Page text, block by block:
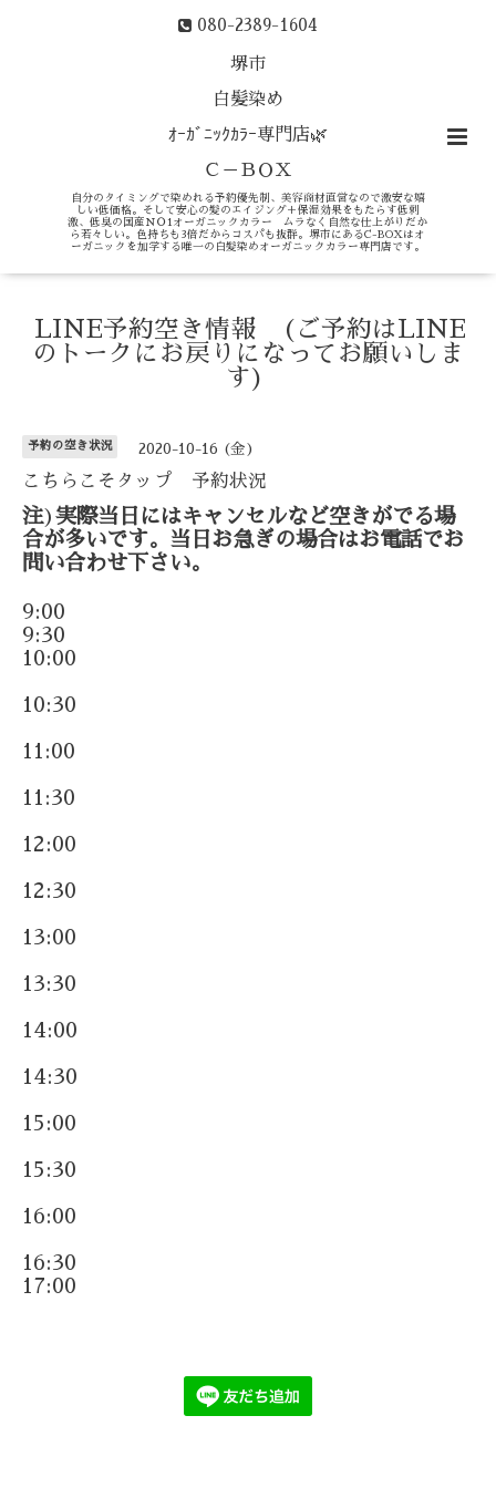
080-2389-1604
堺市
白髪染め
ｵｰｶﾞﾆｯｸｶﾗｰ専門店🌿
Ｃ－ＢＯＸ
自分のタイミングで染めれる予約優先制、美容商材直営なので激安な嬉
しい低価格。そして安心の髪のエイジング＋保湿効果をもたらす低刺
激、低臭の国産ＮＯ1オーガニックカラー ムラなく自然な仕上がりだか
ら若々しい。色持ちも3倍だからコスパも抜群。堺市にあるC-BOXはオ
ーガニックを加学する唯一の白髪染めオーガニックカラー専門店です。
LINE予約空き情報 (ご予約はLINE
のトークにお戻りになってお願いしま
す)
予約の空き状況 2020-10-16 (金)
こちらこそタップ 予約状況
注) 実際当日にはキャンセルなど空きがでる場
合が多いです。当日お急ぎの場合はお電話でお
問い合わせ下さい。
9:00
9:30
10:00
10:30
11:00
11:30
12:00
12:30
13:00
13:30
14:00
14:30
15:00
15:30
16:00
16:30
17:00